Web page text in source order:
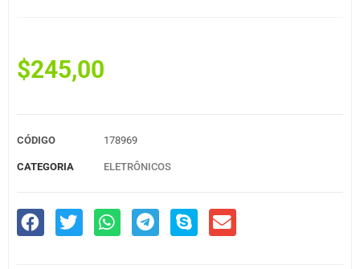
$245,00
CÓDIGO 178969
CATEGORIA ELETRÔNICOS